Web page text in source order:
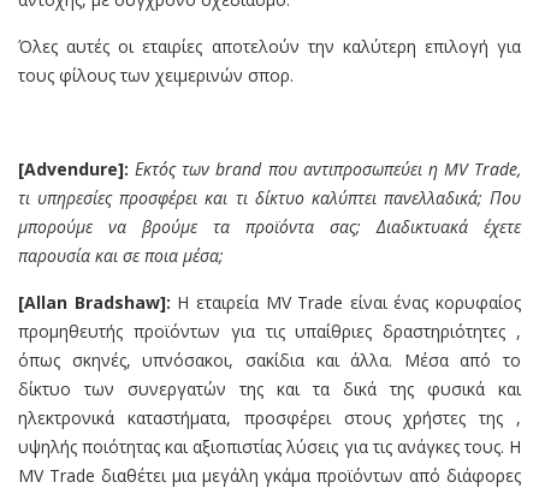
Όλες αυτές οι εταιρίες αποτελούν την καλύτερη επιλογή για
τους φίλους των χειμερινών σπορ.
[Advendure]:Εκτός των brand που αντιπροσωπεύει η MV Trade,
τι υπηρεσίες προσφέρει και τι δίκτυο καλύπτει πανελλαδικά; Που
μπορούμε να βρούμε τα προϊόντα σας; Διαδικτυακά έχετε
παρουσία και σε ποια μέσα;
[Allan Bradshaw]: Η εταιρεία MV Trade είναι ένας κορυφαίος
προμηθευτής προϊόντων για τις υπαίθριες δραστηριότητες ,
όπως σκηνές, υπνόσακοι, σακίδια και άλλα. Μέσα από το
δίκτυο των συνεργατών της και τα δικά της φυσικά και
ηλεκτρονικά καταστήματα, προσφέρει στους χρήστες της ,
υψηλής ποιότητας και αξιοπιστίας λύσεις για τις ανάγκες τους. Η
MV Trade διαθέτει μια μεγάλη γκάμα προϊόντων από διάφορες